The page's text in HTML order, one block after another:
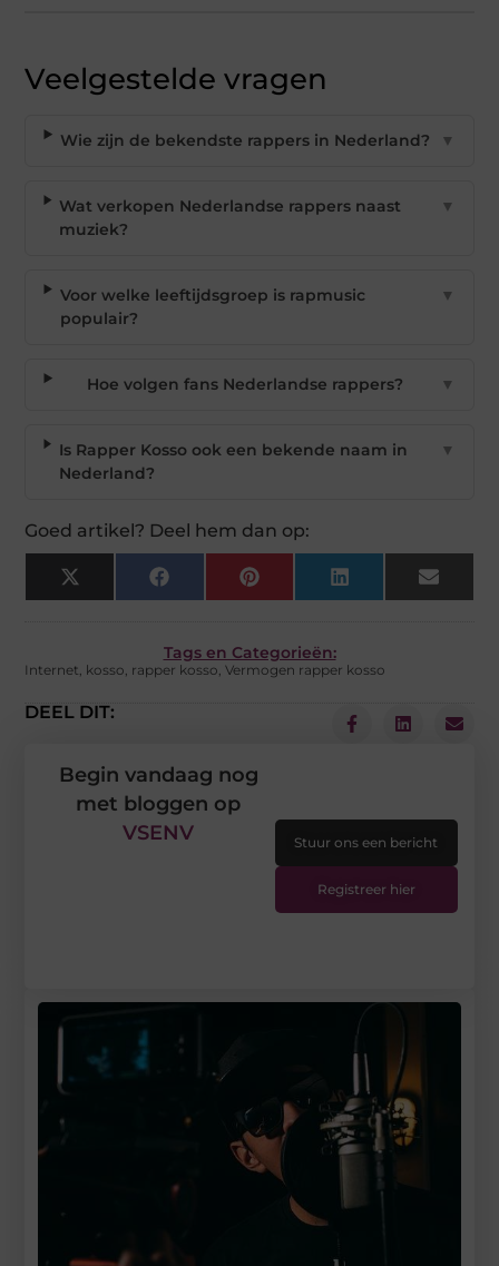
Veelgestelde vragen
Wie zijn de bekendste rappers in Nederland? ▼
Wat verkopen Nederlandse rappers naast
muziek?
▼
Voor welke leeftijdsgroep is rapmusic
populair?
▼
Hoe volgen fans Nederlandse rappers? ▼
Is Rapper Kosso ook een bekende naam in
Nederland?
▼
Goed artikel? Deel hem dan op:
X
(Twitter)
Facebook Pinterest LinkedIn Email
Tags en Categorieën:
Internet, kosso, rapper kosso,Vermogen rapper kosso
DEEL DIT:
Begin vandaag nog
met bloggen op
VSENV
Stuur ons een bericht
Registreer hier